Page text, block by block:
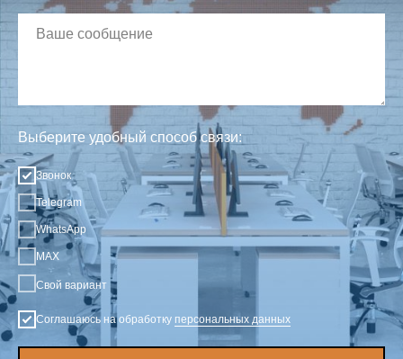
Выберите удобный способ связи:
Звонок
Telegram
WhatsApp
MAX
Свой вариант
Соглашаюсь на обработку персональных данных